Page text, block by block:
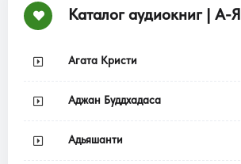
Каталог аудиокниг | А-Я
Агата Кристи
Аджан Буддхадаса
Адьяшанти